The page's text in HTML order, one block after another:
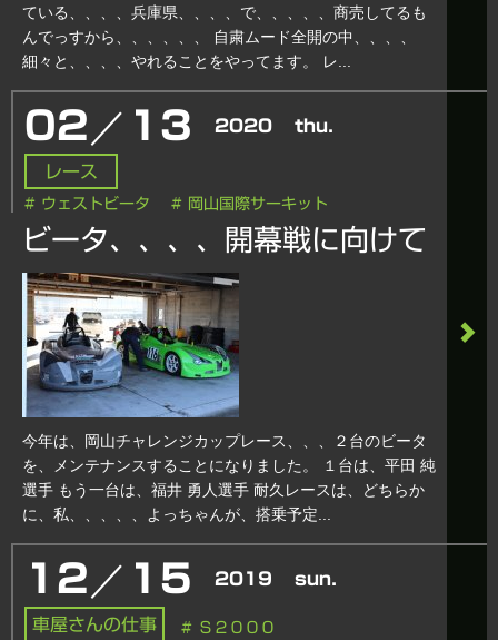
ている、、、、兵庫県、、、、で、、、、、商売してるも
んでっすから、、、、、、 自粛ムード全開の中、、、、
細々と、、、、やれることをやってます。 レ...
02 ／ 13 2020 thu.
レース
# ウェストビータ # 岡山国際サーキット
ビータ、、、、開幕戦に向けて
今年は、岡山チャレンジカップレース、、、２台のビータ
を、メンテナンスすることになりました。 １台は、平田 純
選手 もう一台は、福井 勇人選手 耐久レースは、どちらか
に、私、、、、、よっちゃんが、搭乗予定...
12 ／ 15 2019 sun.
車屋さんの仕事 # Ｓ２０００